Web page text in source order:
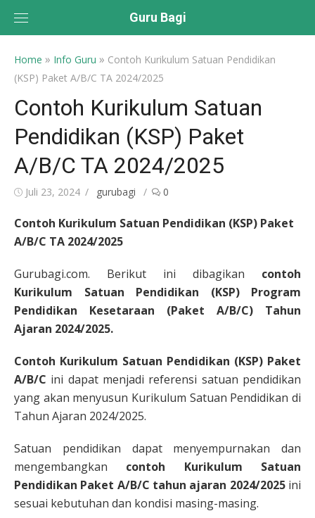
Guru Bagi
Home » Info Guru » Contoh Kurikulum Satuan Pendidikan
(KSP) Paket A/B/C TA 2024/2025
Contoh Kurikulum Satuan
Pendidikan (KSP) Paket
A/B/C TA 2024/2025
Posted
Juli 23, 2024 Author
gurubagi 0
Contoh Kurikulum Satuan Pendidikan (KSP) Paket
A/B/C TA 2024/2025
Gurubagi.com. Berikut ini dibagikan contoh
Kurikulum Satuan Pendidikan (KSP) Program
Pendidikan Kesetaraan (Paket A/B/C) Tahun
Ajaran 2024/2025.
Contoh Kurikulum Satuan Pendidikan (KSP) Paket
A/B/C ini dapat menjadi referensi satuan pendidikan
yang akan menyusun Kurikulum Satuan Pendidikan di
Tahun Ajaran 2024/2025.
Satuan pendidikan dapat menyempurnakan dan
mengembangkan contoh Kurikulum Satuan
Pendidikan Paket A/B/C tahun ajaran 2024/2025 ini
sesuai kebutuhan dan kondisi masing-masing.